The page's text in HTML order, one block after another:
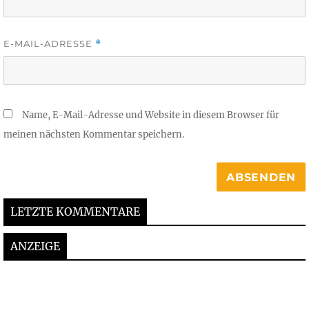
E-MAIL-ADRESSE *
Name, E-Mail-Adresse und Website in diesem Browser für
meinen nächsten Kommentar speichern.
LETZTE KOMMENTARE
ANZEIGE